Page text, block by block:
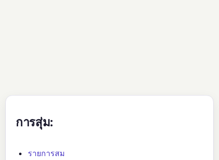
การสุ่ม:
รายการสม